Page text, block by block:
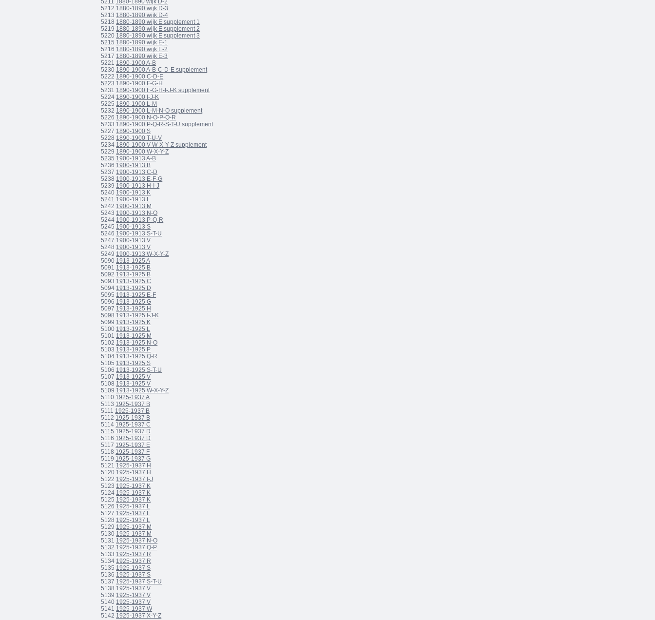
5211 1880-1890 wijk D-2
5212 1880-1890 wijk D-3
5213 1880-1890 wijk D-4
5218 1880-1890 wijk E supplement 1
5219 1880-1890 wijk E supplement 2
5220 1880-1890 wijk E supplement 3
5215 1880-1890 wijk E-1
5216 1880-1890 wijk E-2
5217 1880-1890 wijk E-3
5221 1890-1900 A-B
5230 1890-1900 A-B-C-D-E supplement
5222 1890-1900 C-D-E
5223 1890-1900 F-G-H
5231 1890-1900 F-G-H-I-J-K supplement
5224 1890-1900 I-J-K
5225 1890-1900 L-M
5232 1890-1900 L-M-N-O supplement
5226 1890-1900 N-O-P-Q-R
5233 1890-1900 P-Q-R-S-T-U supplement
5227 1890-1900 S
5228 1890-1900 T-U-V
5234 1890-1900 V-W-X-Y-Z supplement
5229 1890-1900 W-X-Y-Z
5235 1900-1913 A-B
5236 1900-1913 B
5237 1900-1913 C-D
5238 1900-1913 E-F-G
5239 1900-1913 H-I-J
5240 1900-1913 K
5241 1900-1913 L
5242 1900-1913 M
5243 1900-1913 N-O
5244 1900-1913 P-Q-R
5245 1900-1913 S
5246 1900-1913 S-T-U
5247 1900-1913 V
5248 1900-1913 V
5249 1900-1913 W-X-Y-Z
5090 1913-1925 A
5091 1913-1925 B
5092 1913-1925 B
5093 1913-1925 C
5094 1913-1925 D
5095 1913-1925 E-F
5096 1913-1925 G
5097 1913-1925 H
5098 1913-1925 I-J-K
5099 1913-1925 K
5100 1913-1925 L
5101 1913-1925 M
5102 1913-1925 N-O
5103 1913-1925 P
5104 1913-1925 Q-R
5105 1913-1925 S
5106 1913-1925 S-T-U
5107 1913-1925 V
5108 1913-1925 V
5109 1913-1925 W-X-Y-Z
5110 1925-1937 A
5113 1925-1937 B
5111 1925-1937 B
5112 1925-1937 B
5114 1925-1937 C
5115 1925-1937 D
5116 1925-1937 D
5117 1925-1937 E
5118 1925-1937 F
5119 1925-1937 G
5121 1925-1937 H
5120 1925-1937 H
5122 1925-1937 I-J
5123 1925-1937 K
5124 1925-1937 K
5125 1925-1937 K
5126 1925-1937 L
5127 1925-1937 L
5128 1925-1937 L
5129 1925-1937 M
5130 1925-1937 M
5131 1925-1937 N-O
5132 1925-1937 Q-P
5133 1925-1937 R
5134 1925-1937 R
5135 1925-1937 S
5136 1925-1937 S
5137 1925-1937 S-T-U
5138 1925-1937 V
5139 1925-1937 V
5140 1925-1937 V
5141 1925-1937 W
5142 1925-1937 X-Y-Z